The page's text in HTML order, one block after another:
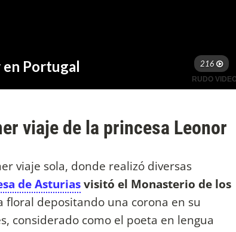
viaje de la princesa Leonor
viaje sola, donde realizó diversas
de Asturiasvisitó el Monasterio de los
floral depositando una corona en su
considerado como el poeta en lengua